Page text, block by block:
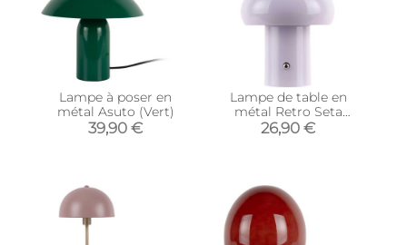
Lampe à poser en
métal Asuto (Vert)
39,90 €
Lampe de table en
métal Retro Seta
(Violet)
26,90 €